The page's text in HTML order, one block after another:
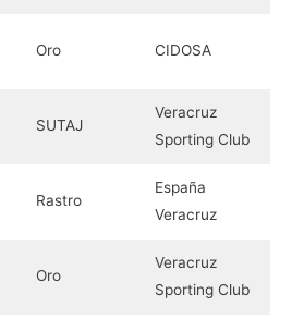
Oro CIDOSA
SUTAJ
Veracruz
Sporting Club
Rastro
España
Veracruz
Oro
Veracruz
Sporting Club